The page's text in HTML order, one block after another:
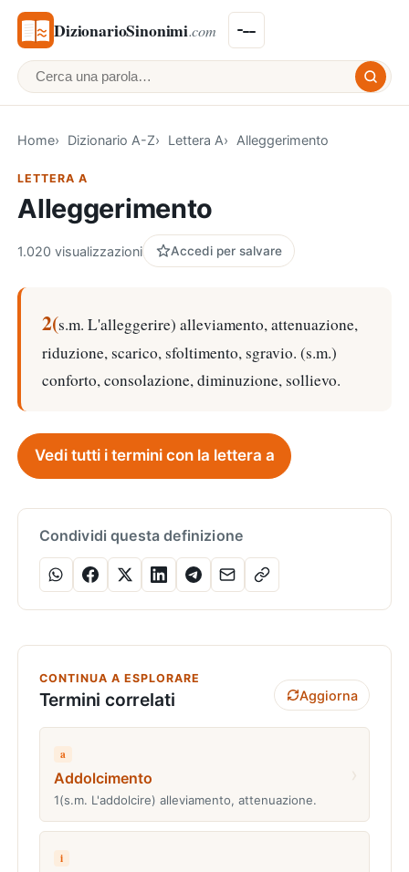
DizionarioSinonimi.com
Cerca una parola
Home Dizionario A-Z Lettera A Alleggerimento
LETTERA A
Alleggerimento
1.020 visualizzazioni Accedi per salvare
2(s.m. L'alleggerire) alleviamento, attenuazione,
riduzione, scarico, sfoltimento, sgravio. (s.m.)
conforto, consolazione, diminuzione, sollievo.
Vedi tutti i termini con la lettera a
Condividi questa definizione
CONTINUA A ESPLORARE
Termini correlati Aggiorna
a
Addolcimento
1(s.m. L'addolcire) alleviamento, attenuazione.
i